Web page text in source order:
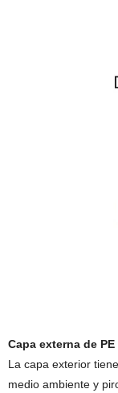
Capa externa de PE
La capa exterior
medio ambiente y